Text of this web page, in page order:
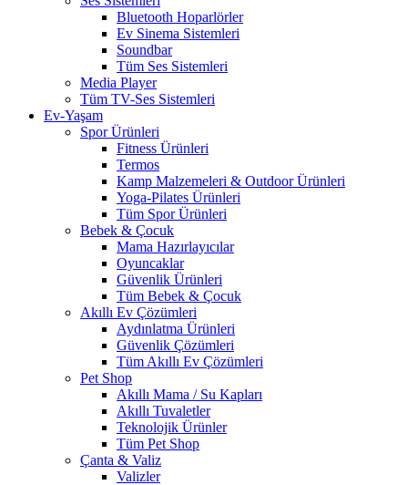
Bluetooth Hoparlörler
Ev Sinema Sistemleri
Soundbar
Tüm Ses Sistemleri
Media Player
Tüm TV-Ses Sistemleri
Ev-Yaşam
Spor Ürünleri
Fitness Ürünleri
Termos
Kamp Malzemeleri & Outdoor Ürünleri
Yoga-Pilates Ürünleri
Tüm Spor Ürünleri
Bebek & Çocuk
Mama Hazırlayıcılar
Oyuncaklar
Güvenlik Ürünleri
Tüm Bebek & Çocuk
Akıllı Ev Çözümleri
Aydınlatma Ürünleri
Güvenlik Çözümleri
Tüm Akıllı Ev Çözümleri
Pet Shop
Akıllı Mama / Su Kapları
Akıllı Tuvaletler
Teknolojik Ürünler
Tüm Pet Shop
Çanta & Valiz
Valizler